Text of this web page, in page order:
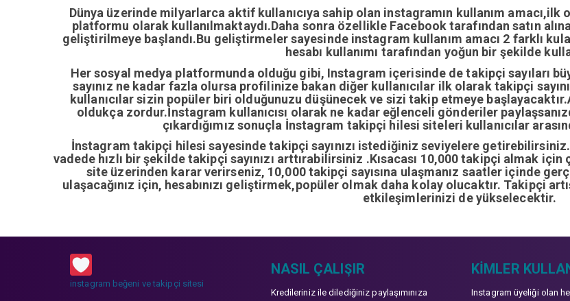
Dünya üzerinde milyarlarca aktif kullanıcıya sahip olan instagramın kullanım
platformu olarak kullanılmaktaydı.Daha sonra özellikle Facebook tarafından satın
geliştirilmeye başlandı.Bu geliştirmeler sayesinde instagram kullanım amacı 2 farklı
hesabı kullanımı tarafından yoğun bir şekilde
Her sosyal medya platformunda olduğu gibi, Instagram içerisinde de takipçi sayıları
sayınız ne kadar fazla olursa profilinize bakan diğer kullanıcılar ilk olarak takipçi
kullanıcılar sizin popüler biri olduğunuzu düşünecek ve sizi takip etmeye
oldukça zordur.İnstagram kullanıcısı olarak ne kadar eğlenceli gönderiler
çıkardığımız sonuçla İnstagram takipçi hilesi siteleri kullanıcılar
İnstagram takipçi hilesi sayesinde takipçi sayınızı istediğiniz seviyelere
vadede hızlı bir şekilde takipçi sayınızı arttırabilirsiniz .Kısacası 10,000 takipçi almak
site üzerinden karar verirseniz, 10,000 takipçi sayısına ulaşmanız saatler içinde
ulaşacağınız için, hesabınızı geliştirmek,popüler olmak daha kolay olucaktır. Takipçi
etkileşimlerinizi de yükselecektir.
instagram beğeni ve takipçi sitesi
NASIL ÇALIŞIR
Kredileriniz ile dilediğiniz paylaşımınıza
KIMLER
Instagram üyeliği olan